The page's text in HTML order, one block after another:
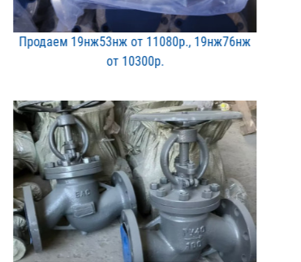
Продаем 19нж53нж от 1108​0р., 19нж76нж
от 10300р​.